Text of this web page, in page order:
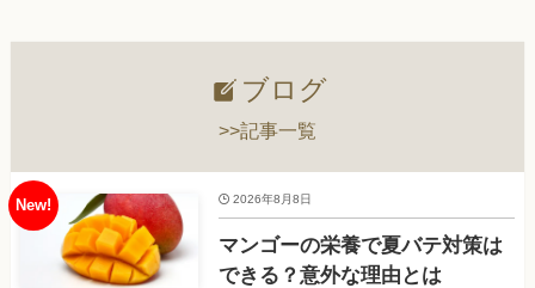
ブログ
>>記事一覧
マンゴーの栄養で夏バテ対策は
できる？意外な理由とは
2026年8月8日